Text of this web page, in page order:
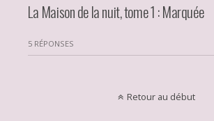
La Maison de la nuit, tome 1 : Marquée
5 RÉPONSES
Retour au début